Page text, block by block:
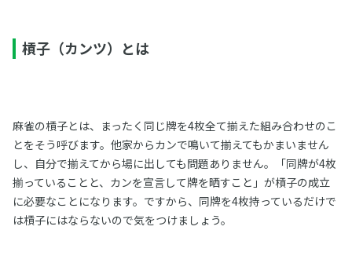
槓子（カンツ）とは
麻雀の槓子とは、まったく同じ牌を4枚全て揃えた組み合わせのこ
とをそう呼びます。他家からカンで鳴いて揃えてもかまいません
し、自分で揃えてから場に出しても問題ありません。「同牌が4枚
揃っていることと、カンを宣言して牌を晒すこと」が槓子の成立
に必要なことになります。ですから、同牌を4枚持っているだけで
は槓子にはならないので気をつけましょう。